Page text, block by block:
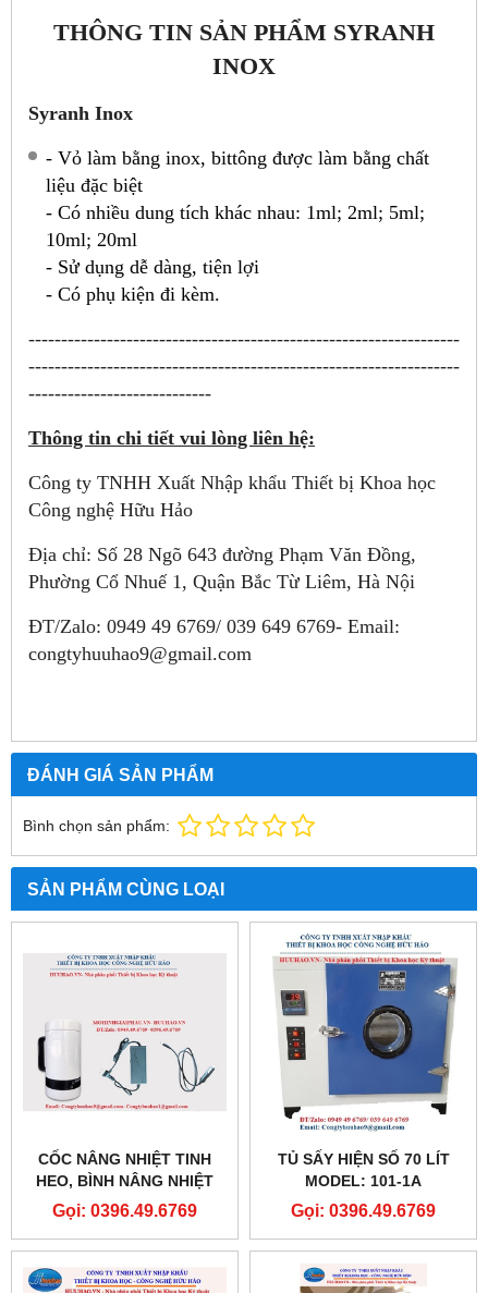
THÔNG TIN SẢN PHẨM SYRANH
INOX
Syranh Inox
- Vỏ làm bằng inox, bittông được làm bằng chất
liệu đặc biệt
- Có nhiều dung tích khác nhau: 1ml; 2ml; 5ml;
10ml; 20ml
- Sử dụng dễ dàng, tiện lợi
- Có phụ kiện đi kèm.
------------------------------------------------------------------
------------------------------------------------------------------
----------------------------
Thông tin chi tiết vui lòng liên hệ:
Công ty TNHH Xuất Nhập khẩu Thiết bị Khoa học
Công nghệ Hữu Hảo
Địa chỉ: Số 28 Ngõ 643 đường Phạm Văn Đồng,
Phường Cổ Nhuế 1, Quận Bắc Từ Liêm, Hà Nội
ĐT/Zalo: 0949 49 6769/ 039 649 6769- Email:
congtyhuuhao9@gmail.com
ĐÁNH GIÁ SẢN PHẨM
Bình chọn sản phẩm:
SẢN PHẨM CÙNG LOẠI
CỐC NÂNG NHIỆT TINH
HEO, BÌNH NÂNG NHIỆT
TINH HEO
Gọi: 0396.49.6769
TỦ SẤY HIỆN SỐ 70 LÍT
MODEL: 101-1A
Gọi: 0396.49.6769